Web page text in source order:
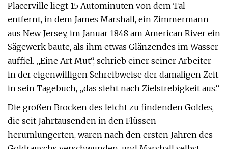
Placerville liegt 15 Autominuten von dem Tal
entfernt, in dem James Marshall, ein Zimmermann
aus New Jersey, im Januar 1848 am American River ein
Sägewerk baute, als ihm etwas Glänzendes im Wasser
auffiel. „Eine Art Mut“, schrieb einer seiner Arbeiter
in der eigenwilligen Schreibweise der damaligen Zeit
in sein Tagebuch, „das sieht nach Zielstrebigkeit aus.“
Die großen Brocken des leicht zu findenden Goldes,
die seit Jahrtausenden in den Flüssen
herumlungerten, waren nach den ersten Jahren des